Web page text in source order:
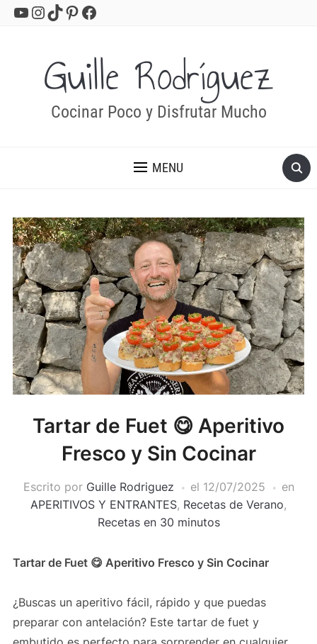
YouTube
Instagram
TikTok
Pinterest
Facebook
Guille Rodríguez
Cocinar Poco y Disfrutar Mucho
MENU
Tartar de Fuet 😋 Aperitivo
Fresco y Sin Cocinar
Escrito por Guille Rodriguez el 12/07/2025
en
APERITIVOS Y ENTRANTES, Recetas de Verano,
Recetas en 30 minutos
Tartar de Fuet 😋 Aperitivo Fresco y Sin Cocinar
¿Buscas un aperitivo fácil, rápido y que puedas
preparar con antelación? Este tartar de fuet y